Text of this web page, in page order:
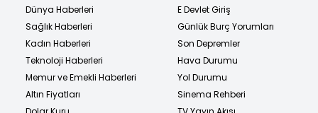
Dünya Haberleri
Sağlık Haberleri
Kadın Haberleri
Teknoloji Haberleri
Memur ve Emekli Haberleri
Altın Fiyatları
E Devlet Giriş
Günlük Burç Yorumları
Son Depremler
Hava Durumu
Yol Durumu
Sinema Rehberi